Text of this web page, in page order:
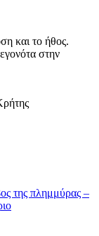
και το ήθος.
στην
της πλημμύρας –